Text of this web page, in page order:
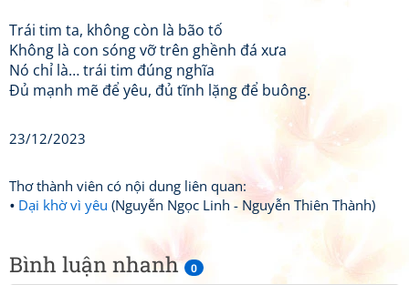
Bình luận nhanh 0
Trái tim ta, không còn là bão tố
Không là con sóng vỡ trên ghềnh đá xưa
Nó chỉ là… trái tim đúng nghĩa
Đủ mạnh mẽ để yêu, đủ tĩnh lặng để buông.
23/12/2023
Thơ thành viên có nội dung liên quan:
Dại khờ vì yêu (Nguyễn Ngọc Linh - Nguyễn Thiên Thành)